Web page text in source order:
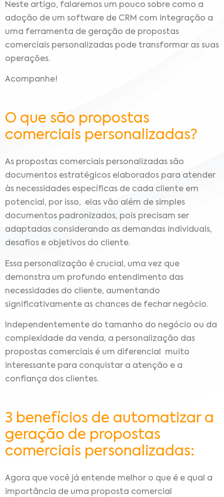
Neste artigo, falaremos um pouco sobre como a
adoção de um software de CRM com integração a
uma ferramenta de geração de propostas
comerciais personalizadas pode transformar as suas
operações.
Acompanhe!
O que são propostas
comerciais personalizadas?
As propostas comerciais personalizadas são
documentos estratégicos elaborados para atender
às necessidades específicas de cada cliente em
potencial, por isso, elas vão além de simples
documentos padronizados, pois precisam ser
adaptadas considerando as demandas individuais,
desafios e objetivos do cliente.
Essa personalização é crucial, uma vez que
demonstra um profundo entendimento das
necessidades do cliente, aumentando
significativamente as chances de fechar negócio.
Independentemente do tamanho do negócio ou da
complexidade da venda, a personalização das
propostas comerciais é um diferencial muito
interessante para conquistar a atenção e a
confiança dos clientes.
3 benefícios de automatizar a
geração de propostas
comerciais personalizadas:
Agora que você já entende melhor o que é e qual a
importância de uma proposta comercial